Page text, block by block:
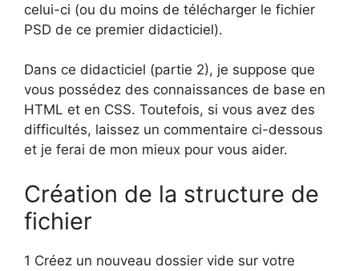
celui-ci (ou du moins de télécharger le fichier
PSD de ce premier didacticiel).
Dans ce didacticiel (partie 2), je suppose que
vous possédez des connaissances de base en
HTML et en CSS. Toutefois, si vous avez des
difficultés, laissez un commentaire ci-dessous
et je ferai de mon mieux pour vous aider.
Création de la structure de
fichier
1 Créez un nouveau dossier vide sur votre